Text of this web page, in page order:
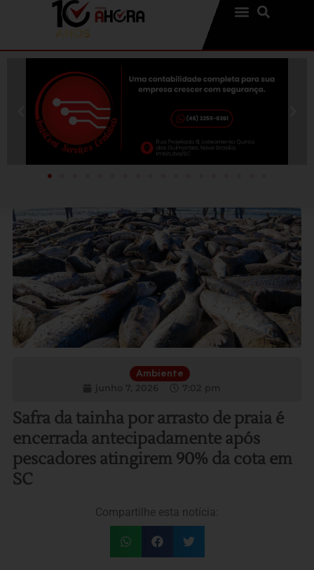
Ambiente
Safra da tainha por arrasto de praia é
encerrada antecipadamente após
pescadores atingirem 90% da cota em
SC
Compartilhe esta notícia: